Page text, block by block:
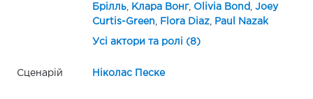
Брілль, Клара Вонг, Olivia Bond
Joey
Curtis-Green
Flora Diaz, Paul Nazak
Усі актори та ролі (8)
Сценарій Ніколас Песке